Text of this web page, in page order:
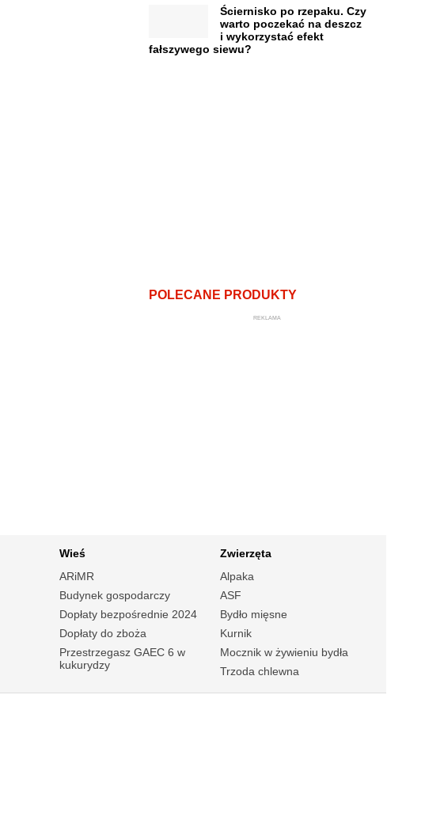
Ściernisko po rzepaku. Czy
warto poczekać na deszcz
i wykorzystać efekt
fałszywego siewu?
POLECANE PRODUKTY
REKLAMA
Wieś
ARiMR
Budynek gospodarczy
Dopłaty bezpośrednie 2024
Dopłaty do zboża
Przestrzegasz GAEC 6 w
kukurydzy
Zwierzęta
Alpaka
ASF
Bydło mięsne
Kurnik
Mocznik w żywieniu bydła
Trzoda chlewna